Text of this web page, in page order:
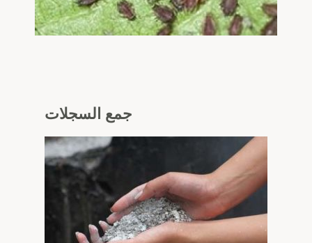
جمع السجلات